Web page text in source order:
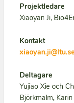
Projektledare
Xiaoyan Ji,
Kontakt
xiaoyan.ji@ltu.se
Deltagare
Yujiao Xie och
Björkmalm,